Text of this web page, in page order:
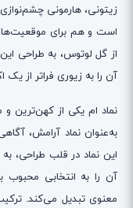
زیتونی، هارمونی
است و هم برای
از گل لوتوس، به طراحی
آن را به زیوری فراتر از
نماد ام یکی از
به‌عنوان نماد آرامش،
این نماد در قلب
آن را به انتخابی محبوب
معنوی تبدیل می‌کند.